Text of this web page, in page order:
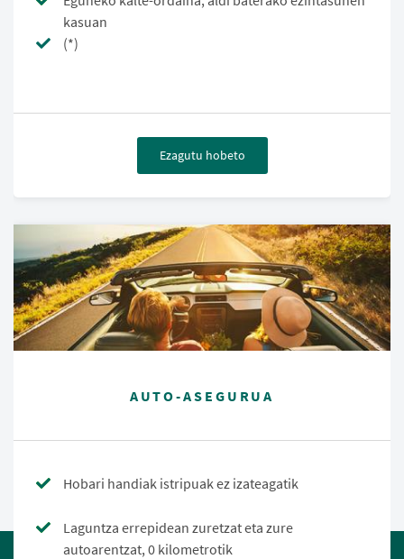
kasuan
(*)
Ezagutu hobeto
AUTO-ASEGURUA
Hobari handiak istripuak ez izateagatik
Laguntza errepidean zuretzat eta zure
autoarentzat, 0 kilometrotik